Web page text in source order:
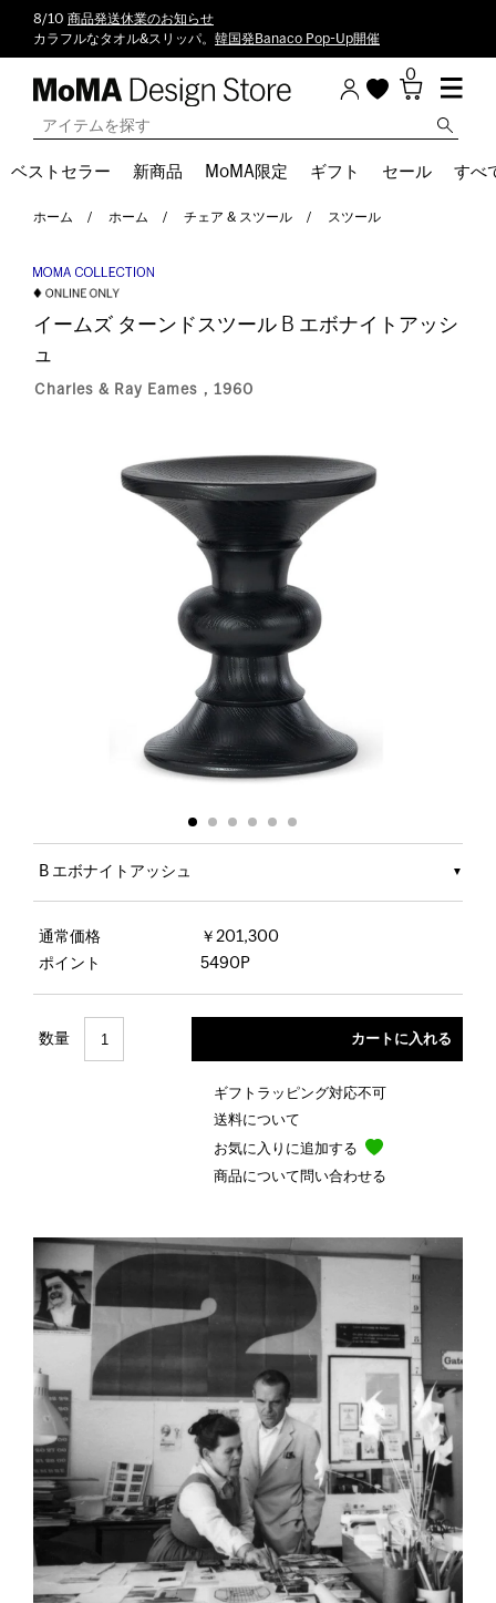
8/10 商品発送休業のお知らせ
カラフルなタオル&スリッパ。 韓国発Banaco Pop-Up開催
0
ベストセラー 新商品 MoMA限定 ギフト セール すべ
ホーム ホーム チェア & スツール スツール
イームズ ターンドスツール B エボナイトアッシ
ュ
Charles & Ray Eames，1960
B エボナイトアッシュ
通常価格
￥201,300
ポイント
5490P
数量
ギフトラッピング対応不可
送料について
お気に入りに追加する
商品について問い合わせる